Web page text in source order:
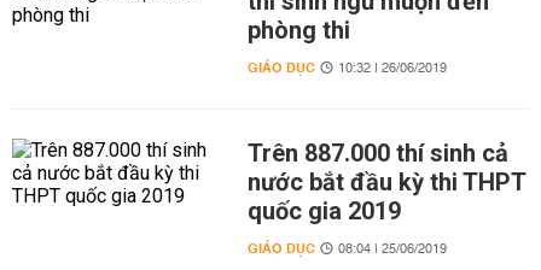
phòng thi
GIÁO DỤC 10:32 | 26/06/2019
Trên 887.000 thí sinh cả
nước bắt đầu kỳ thi THPT
quốc gia 2019
GIÁO DỤC 08:04 | 25/06/2019